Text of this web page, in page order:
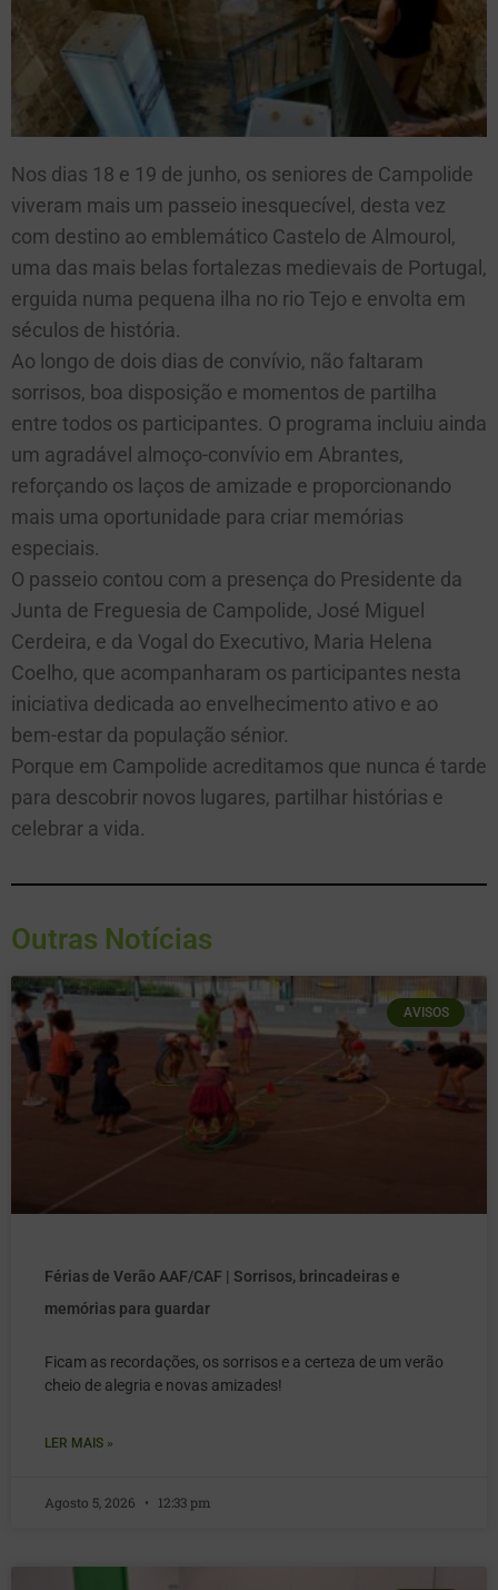
Nos dias 18 e 19 de junho, os seniores de Campolide
viveram mais um passeio inesquecível, desta vez
com destino ao emblemático Castelo de Almourol,
uma das mais belas fortalezas medievais de Portugal,
erguida numa pequena ilha no rio Tejo e envolta em
séculos de história.
Ao longo de dois dias de convívio, não faltaram
sorrisos, boa disposição e momentos de partilha
entre todos os participantes. O programa incluiu ainda
um agradável almoço-convívio em Abrantes,
reforçando os laços de amizade e proporcionando
mais uma oportunidade para criar memórias
especiais.
O passeio contou com a presença do Presidente da
Junta de Freguesia de Campolide, José Miguel
Cerdeira, e da Vogal do Executivo, Maria Helena
Coelho, que acompanharam os participantes nesta
iniciativa dedicada ao envelhecimento ativo e ao
bem-estar da população sénior.
Porque em Campolide acreditamos que nunca é tarde
para descobrir novos lugares, partilhar histórias e
celebrar a vida.
Outras Notícias
AVISOS
Férias de Verão AAF/CAF | Sorrisos, brincadeiras e
memórias para guardar
Ficam as recordações, os sorrisos e a certeza de um verão
cheio de alegria e novas amizades!
LER MAIS »
Agosto 5, 2026 12:33 pm